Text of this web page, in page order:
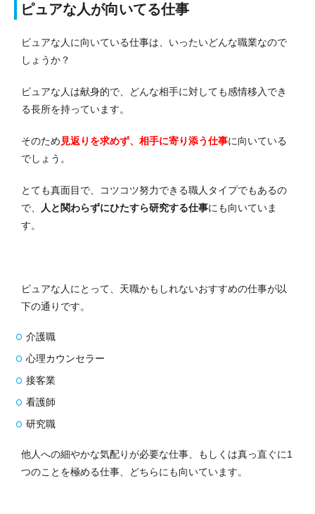
ピュアな人が向いてる仕事
ピュアな人に向いている仕事は、いったいどんな職業なので
しょうか？
ピュアな人は献身的で、どんな相手に対しても感情移入でき
る長所を持っています。
そのため 見返りを求めず、相手に寄り添う仕事に向いている
でしょう。
とても真面目で、コツコツ努力できる職人タイプでもあるの
で、
人と関わらずにひたすら研究する仕事にも向いていま
す。
ピュアな人にとって、天職かもしれないおすすめの仕事が以
下の通りです。
介護職
心理カウンセラー
接客業
看護師
研究職
他人への細やかな気配りが必要な仕事、もしくは真っ直ぐに1
つのことを極める仕事、どちらにも向いています。